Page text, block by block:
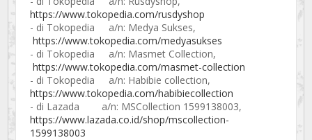
https://www.tokopedia.com/rusdyshop
- di Tokopedia a/n: Medya Sukses,
https://www.tokopedia.com/medyasukses
- di Tokopedia a/n: Masmet Collection,
https://www.tokopedia.com/masmet-collection
- di Tokopedia a/n: Habibie collection,
https://www.tokopedia.com/habibiecollection
- di Lazada a/n: MSCollection 1599138003,
https://www.lazada.co.id/shop/mscollection-
1599138003